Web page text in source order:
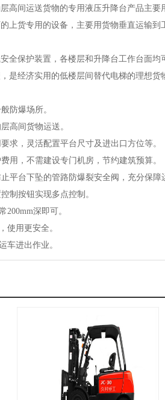
高间运送货物的专用液压升降台产品主
上货专用的设备，主要用货物垂直运输
全保护装置，各楼层和升降台工作台面均
是经济实用的低楼层间替代电梯的理想货
防爆场所。
高间货物运送。
求，灵活配置平台尺寸及进出口方位等。
用，不需建设专门机房，节约建筑预算。
平台下坠的管路防爆裂安全阀，充分保障
制按钮实现多点控制。
深即可。
使用更安全。
车进出作业。